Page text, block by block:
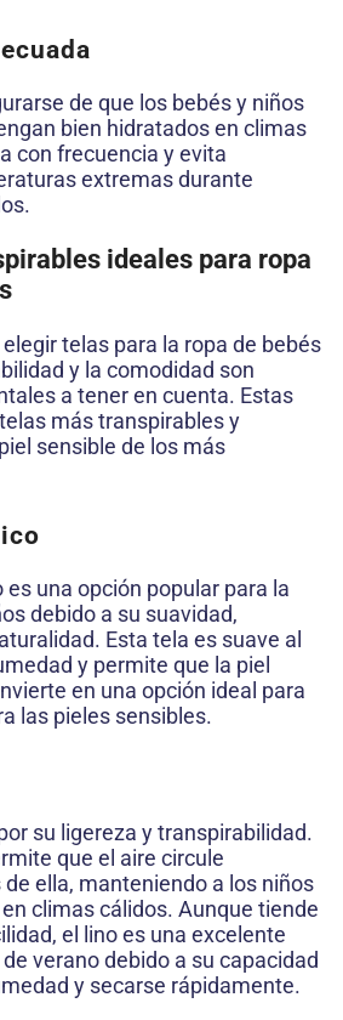
de que los bebés y niños
bien hidratados en climas
con frecuencia y evita
extremas durante
ideales para ropa
telas para la ropa de bebés
y la comodidad son
a tener en cuenta. Estas
más transpirables y
sensible de los más
es una opción popular para la
debido a su suavidad,
Esta tela es suave al
y permite que la piel
en una opción ideal para
las pieles sensibles.
su ligereza y transpirabilidad.
que el aire circule
ella, manteniendo a los niños
climas cálidos. Aunque tiende
el lino es una excelente
verano debido a su capacidad
y secarse rápidamente.